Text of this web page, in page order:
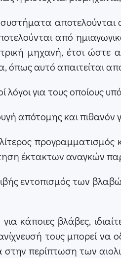
αποτελούνται
από
μηχανή, έτσι ώστε
όπως αυτό απαιτείται
λόγοι για τους οποίους
απότομης και πιθανόν
προγραμματισμός
έκτακτων αναγκών
εντοπισμός των
για κάποιες βλάβες,
τους μπορεί
στην περίπτωση των